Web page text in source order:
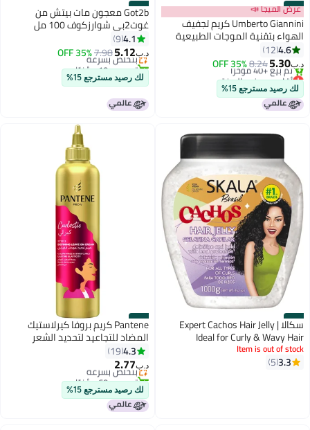
#17
عرض الميجا 📣
Umberto Giannini كريم تجفيف
الهواء بتقنية الموجات الطبيعية
200 مل4.6
12
د.ب‏5.30
8.24
35% OFF
أقل سعر في السنة
بتخلّص بسرعة
تم بيع +40 مؤخرًا
أقل سعر في السنة
لك رصيد مسترجع 15%
#18 Got2b معجون مات بيتش من
غوت2بي شوارزكوف 100 مل
4.1
9
د.ب‏5.12
7.98
35% OFFبتخلّص بسرعة
تم بيع +10 مؤخرًا
بتخلّص بسرعة
لك رصيد مسترجع 15%
#19 سكالا Expert Cachos Hair Jelly |
Ideal for Curly & Wavy Hair
Definition, Hold & Frizz Control
Item is out of stock
3.3
5
#20 Pantene كريم بروفا كيرلاستيك
المضاد للتجاعيد لتحديد الشعر
المجعد مع مرونة دائمة
4.3
19
د.ب‏2.77
بتخلّص بسرعة
تم بيع +60 مؤخرًا
بتخلّص بسرعة
لك رصيد مسترجع 15%